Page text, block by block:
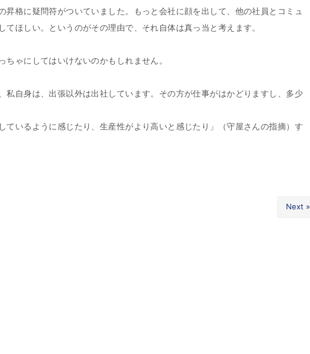
格に疑問符がついていました。もっと会社に顔を出して、他の社員とコミュ
ほしい。というのがその理由で、それ自体は真っ当と考えます。
ゃにしてはいけないのかもしれません。
私自身は、出張以外は出社しています。その方が仕事がはかどりますし、多少
ているように感じたり、生産性がより高いと感じたり」（守屋さんの指摘）す
Next »